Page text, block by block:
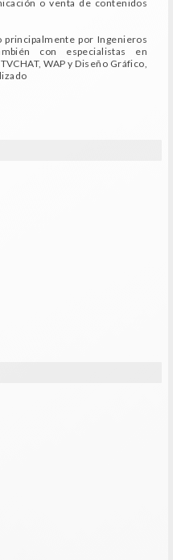
o venta de contenidos
principalmente por Ingenieros
con especialistas en
WAP y Diseño Gráfico,